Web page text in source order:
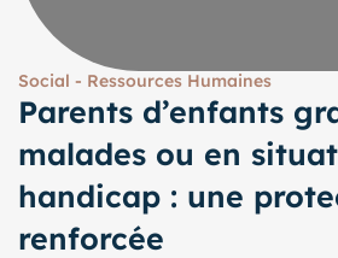
Social - Ressources Humaines
Parents d’enfants
malades ou en
handicap : une
renforcée